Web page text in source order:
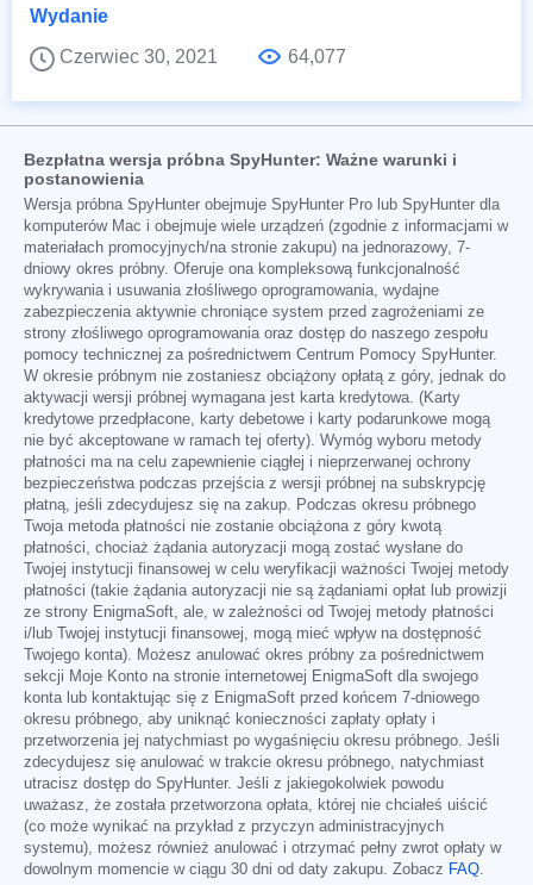
Wydanie
Czerwiec 30, 2021
64,077
Bezpłatna wersja próbna SpyHunter: Ważne warunki i
postanowienia
Wersja próbna SpyHunter obejmuje SpyHunter Pro lub SpyHunter dla
komputerów Mac i obejmuje wiele urządzeń (zgodnie z informacjami w
materiałach promocyjnych/na stronie zakupu) na jednorazowy, 7-
dniowy okres próbny. Oferuje ona kompleksową funkcjonalność
wykrywania i usuwania złośliwego oprogramowania, wydajne
zabezpieczenia aktywnie chroniące system przed zagrożeniami ze
strony złośliwego oprogramowania oraz dostęp do naszego zespołu
pomocy technicznej za pośrednictwem Centrum Pomocy SpyHunter.
W okresie próbnym nie zostaniesz obciążony opłatą z góry, jednak do
aktywacji wersji próbnej wymagana jest karta kredytowa. (Karty
kredytowe przedpłacone, karty debetowe i karty podarunkowe mogą
nie być akceptowane w ramach tej oferty). Wymóg wyboru metody
płatności ma na celu zapewnienie ciągłej i nieprzerwanej ochrony
bezpieczeństwa podczas przejścia z wersji próbnej na subskrypcję
płatną, jeśli zdecydujesz się na zakup. Podczas okresu próbnego
Twoja metoda płatności nie zostanie obciążona z góry kwotą
płatności, chociaż żądania autoryzacji mogą zostać wysłane do
Twojej instytucji finansowej w celu weryfikacji ważności Twojej metody
płatności (takie żądania autoryzacji nie są żądaniami opłat lub prowizji
ze strony EnigmaSoft, ale, w zależności od Twojej metody płatności
i/lub Twojej instytucji finansowej, mogą mieć wpływ na dostępność
Twojego konta). Możesz anulować okres próbny za pośrednictwem
sekcji Moje Konto na stronie internetowej EnigmaSoft dla swojego
konta lub kontaktując się z EnigmaSoft przed końcem 7-dniowego
okresu próbnego, aby uniknąć konieczności zapłaty opłaty i
przetworzenia jej natychmiast po wygaśnięciu okresu próbnego. Jeśli
zdecydujesz się anulować w trakcie okresu próbnego, natychmiast
utracisz dostęp do SpyHunter. Jeśli z jakiegokolwiek powodu
uważasz, że została przetworzona opłata, której nie chciałeś uiścić
(co może wynikać na przykład z przyczyn administracyjnych
systemu), możesz również anulować i otrzymać pełny zwrot opłaty w
dowolnym momencie w ciągu 30 dni od daty zakupu. Zobacz FAQ.